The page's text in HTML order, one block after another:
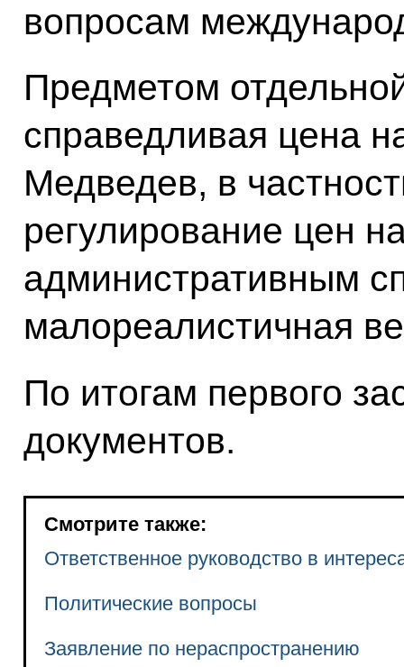
вопросам
Предметом
справедливая цена
Медведев, в
регулирование цен
административным
малореалистичная
По итогам первого
документов.
Смотрите также:
Ответственное руководство в
Политические вопросы
Заявление по нераспространению